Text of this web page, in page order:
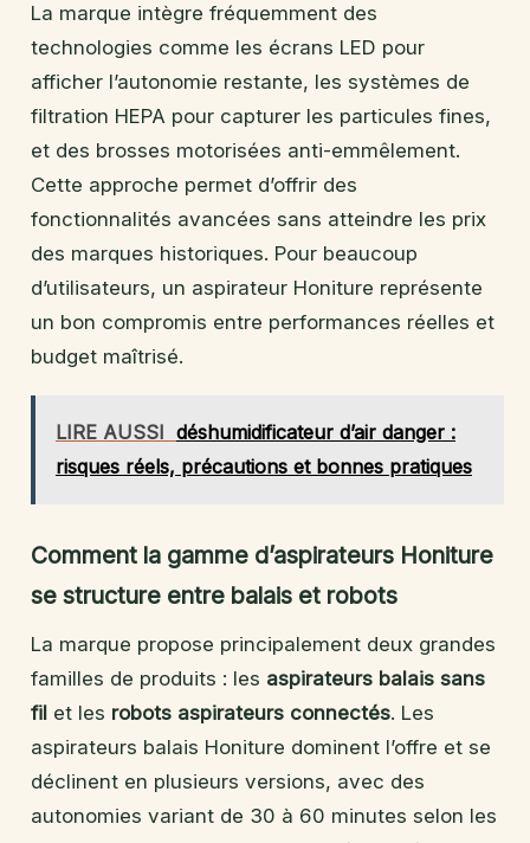
La marque intègre fréquemment des
technologies comme les écrans LED pour
afficher l’autonomie restante, les systèmes de
filtration HEPA pour capturer les particules fines,
et des brosses motorisées anti-emmêlement.
Cette approche permet d’offrir des
fonctionnalités avancées sans atteindre les prix
des marques historiques. Pour beaucoup
d’utilisateurs, un aspirateur Honiture représente
un bon compromis entre performances réelles et
budget maîtrisé.
LIRE AUSSI déshumidificateur d’air danger :
risques réels, précautions et bonnes pratiques
Comment la gamme d’aspirateurs Honiture
se structure entre balais et robots
La marque propose principalement deux grandes
familles de produits : les aspirateurs balais sans
fil et les robots aspirateurs connectés. Les
aspirateurs balais Honiture dominent l’offre et se
déclinent en plusieurs versions, avec des
autonomies variant de 30 à 60 minutes selon les